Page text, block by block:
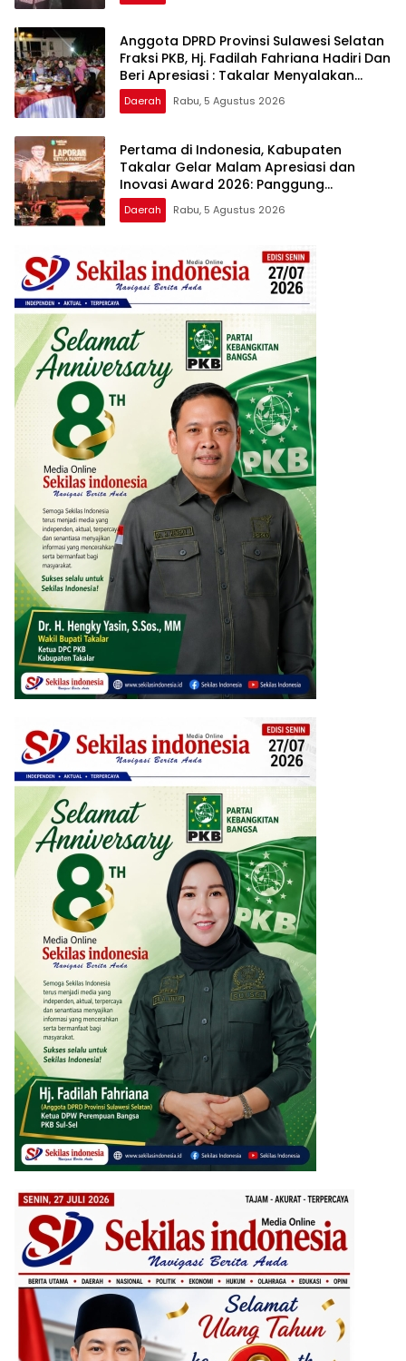
Anggota DPRD Provinsi Sulawesi Selatan
Fraksi PKB, Hj. Fadilah Fahriana Hadiri Dan
Beri Apresiasi : Takalar Menyalakan
Lentera Pengabdian Melalui Malam
Apresiasi dan Inovasi Award 2026
Daerah Rabu, 5 Agustus 2026
Pertama di Indonesia, Kabupaten
Takalar Gelar Malam Apresiasi dan
Inovasi Award 2026: Panggung
Penghargaan bagi Pelayan Publik
Berprestasi
Daerah Rabu, 5 Agustus 2026